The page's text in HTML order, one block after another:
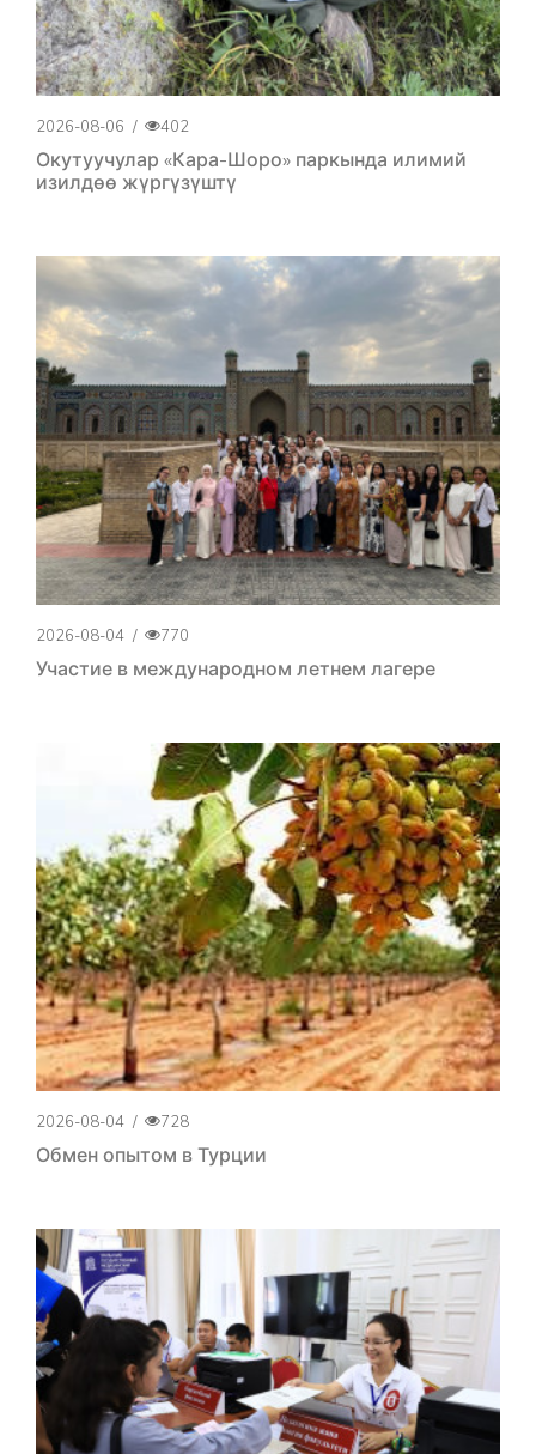
2026-08-06 / 402
Окутуучулар «Кара-Шоро» паркында илимий
изилдөө жүргүзүштү
2026-08-04 / 770
Участие в международном летнем лагере
2026-08-04 / 728
Обмен опытом в Турции